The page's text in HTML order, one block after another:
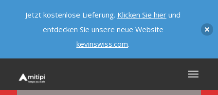
Jetzt kostenlose Lieferung. Klicken Sie hier und
entdecken Sie unsere neue Website
kevinswiss.com.